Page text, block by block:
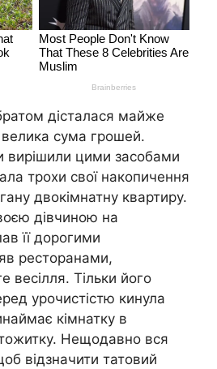
дісталася майже
сума грошей.
вирішили цими засобами
трохи свої накопичення
двокімнатну квартиру.
дівчиною на
її дорогими
ресторанами,
весілля. Тільки його
урочистістю кинула
кімнатку в
Нещодавно вся
відзначити татовий